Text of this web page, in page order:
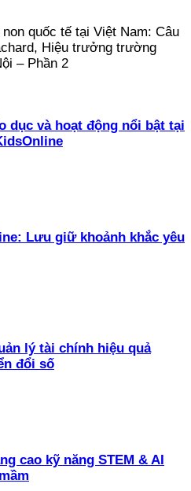
dục và hoạt động nổi bật tại
Lưu giữ khoảnh khắc yêu
lý tài chính hiệu quả
đổi số
cao kỹ năng STEM & AI